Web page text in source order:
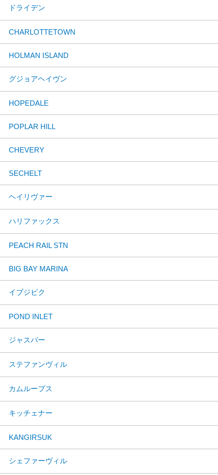
ドライデン
CHARLOTTETOWN
HOLMAN ISLAND
グジョアヘイヴン
HOPEDALE
POPLAR HILL
CHEVERY
SECHELT
ヘイリヴァー
ハリファックス
PEACH RAIL STN
BIG BAY MARINA
イブジビク
POND INLET
ジャスパー
ステファンヴィル
カムループス
キッチェナー
KANGIRSUK
シェファーヴィル